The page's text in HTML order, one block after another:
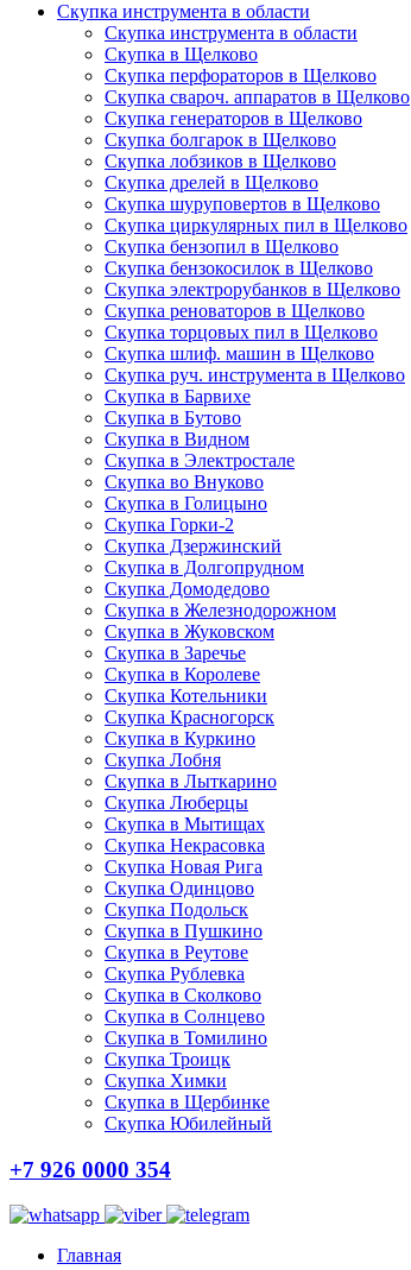
Скупка инструмента в области
Скупка инструмента в области
Скупка в Щелково
Скупка перфораторов в Щелково
Скупка свароч. аппаратов в Щелково
Скупка генераторов в Щелково
Скупка болгарок в Щелково
Скупка лобзиков в Щелково
Скупка дрелей в Щелково
Скупка шуруповертов в Щелково
Скупка циркулярных пил в Щелково
Скупка бензопил в Щелково
Скупка бензокосилок в Щелково
Скупка электрорубанков в Щелково
Скупка реноваторов в Щелково
Скупка торцовых пил в Щелково
Скупка шлиф. машин в Щелково
Скупка руч. инструмента в Щелково
Скупка в Барвихе
Скупка в Бутово
Скупка в Видном
Скупка в Электростале
Скупка во Внуково
Скупка в Голицыно
Скупка Горки-2
Скупка Дзержинский
Скупка в Долгопрудном
Скупка Домодедово
Скупка в Железнодорожном
Скупка в Жуковском
Скупка в Заречье
Скупка в Королеве
Скупка Котельники
Скупка Красногорск
Скупка в Куркино
Скупка Лобня
Скупка в Лыткарино
Скупка Люберцы
Скупка в Мытищах
Скупка Некрасовка
Скупка Новая Рига
Скупка Одинцово
Скупка Подольск
Скупка в Пушкино
Скупка в Реутове
Скупка Рублевка
Скупка в Сколково
Скупка в Солнцево
Скупка в Томилино
Скупка Троицк
Скупка Химки
Скупка в Щербинке
Скупка Юбилейный
+7 926 0000 354
Главная